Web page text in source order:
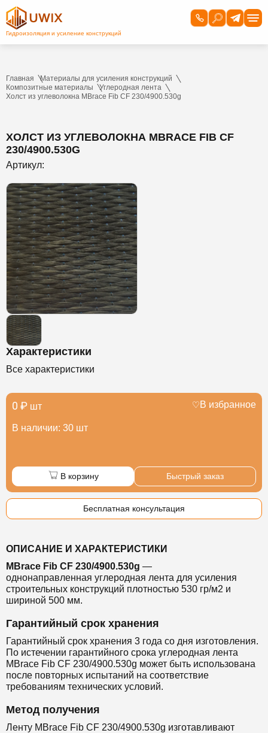
Главная
Материалы для усиления конструкций
Композитные материалы
Углеродная лента
Холст из углеволокна MBrace Fib CF 230/4900.530g
ХОЛСТ ИЗ УГЛЕВОЛОКНА MBRACE FIB CF
230/4900.530G
Артикул:
Характеристики
Все характеристики
0 ₽ шт
В наличии: 30 шт
В избранное
В корзину Быстрый заказ
Бесплатная консультация
ОПИСАНИЕ И ХАРАКТЕРИСТИКИ
MBrace Fib CF 230/4900.530g —
однонаправленная углеродная лента для усиления
строительных конструкций плотностью 530 гр/м2 и
шириной 500 мм.
Гарантийный срок хранения
Гарантийный срок хранения 3 года со дня изготовления.
По истечении гарантийного срока углеродная лента
MBrace Fib CF 230/4900.530g может быть использована
после повторных испытаний на соответствие
требованиям технических условий.
Метод получения
Ленту MBrace Fib CF 230/4900.530g изготавливают